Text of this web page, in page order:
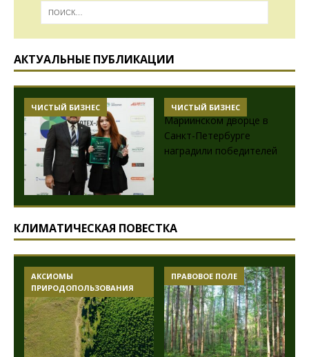
АКТУАЛЬНЫЕ ПУБЛИКАЦИИ
ЧИСТЫЙ БИЗНЕС ЧИСТЫЙ БИЗНЕС
КЛИМАТИЧЕСКАЯ ПОВЕСТКА
АКСИОМЫ
ПРИРОДОПОЛЬЗОВАНИЯ
ПРАВОВОЕ ПОЛЕ